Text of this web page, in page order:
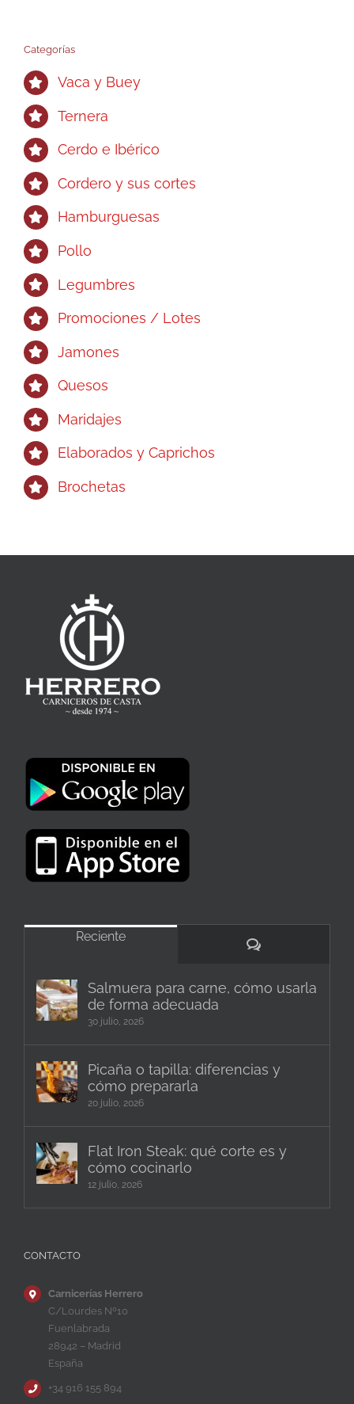
Categorías
Vaca y Buey
Ternera
Cerdo e Ibérico
Cordero y sus cortes
Hamburguesas
Pollo
Legumbres
Promociones / Lotes
Jamones
Quesos
Maridajes
Elaborados y Caprichos
Brochetas
Reciente
Comentarios
Salmuera para carne, cómo usarla
de forma adecuada
30 julio, 2026
Picaña o tapilla: diferencias y
cómo prepararla
20 julio, 2026
Flat Iron Steak: qué corte es y
cómo cocinarlo
12 julio, 2026
CONTACTO
Carnicerías Herrero
C/Lourdes Nº10
Fuenlabrada
28942 – Madrid
España
+34 916 155 894